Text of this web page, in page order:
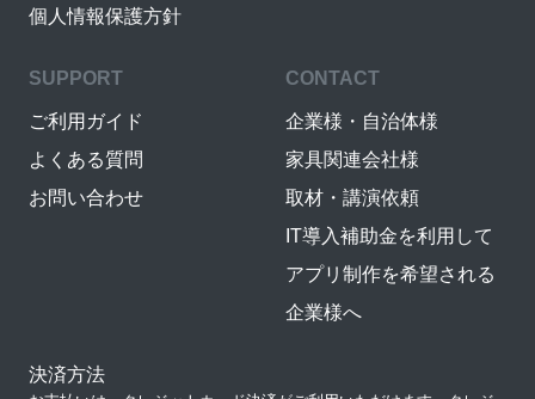
個人情報保護方針
SUPPORT
ご利用ガイド
よくある質問
お問い合わせ
CONTACT
企業様・自治体様
家具関連会社様
取材・講演依頼
IT導入補助金を利用して
アプリ制作を希望される
企業様へ
決済方法